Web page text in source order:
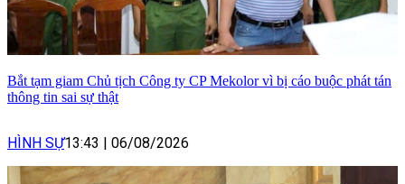
Bắt tạm giam Chủ tịch Công ty CP Mekolor vì bị cáo buộc phát tán
thông tin sai sự thật
HÌNH SỰ13:43 06/08/2026